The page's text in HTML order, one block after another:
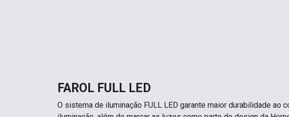
FAROL FULL LED
O sistema de iluminação FULL LED garante maior durabilidade ao​